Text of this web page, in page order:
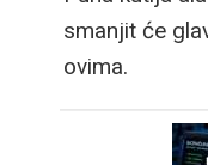
smanjit će
ovima.